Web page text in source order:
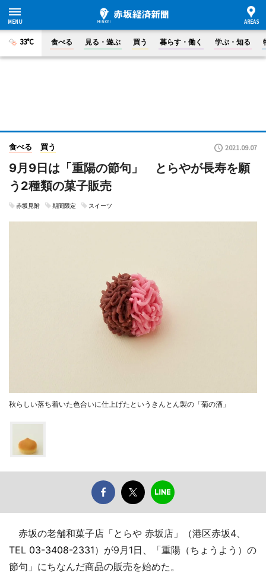
33°C 食べる 見る・遊ぶ 買う 暮らす・働く 学ぶ・知る
食べる 買う 2021.09.07
9月9日は「重陽の節句」 とらやが長寿を願
う2種類の菓子販売
赤坂見附 期間限定 スイーツ
秋らしい落ち着いた色合いに仕上げたというきんとん製の「菊の酒」
赤坂の老舗和菓子店「とらや 赤坂店」（港区赤坂4、
TEL 03-3408-2331）が9月1日、「重陽（ちょうよう）の
節句」にちなんだ商品の販売を始めた。